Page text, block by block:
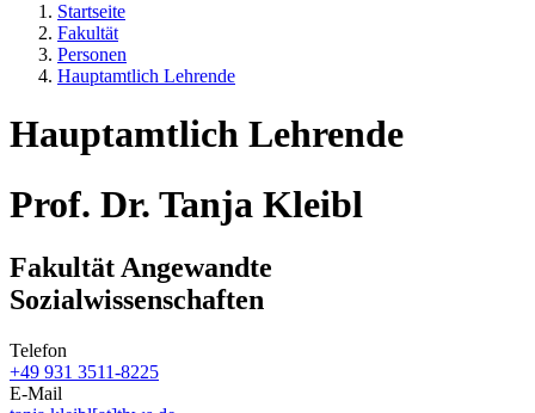
Startseite
Fakultät
Personen
Hauptamtlich Lehrende
Hauptamtlich Lehrende
Prof. Dr. Tanja Kleibl
Fakultät Angewandte
Sozialwissenschaften
Telefon
+49 931 3511-8225
E-Mail